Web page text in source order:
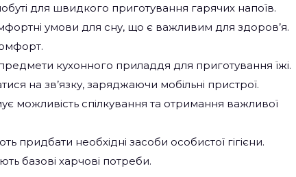
для швидкого приготування гарячих напоїв.
умови для сну, що є важливим для здоров’я.
кухонного приладдя для приготування їжі.
на зв’язку, заряджаючи мобільні пристрої.
можливість спілкування та отримання важливої
придбати необхідні засоби особистої гігієни.
базові харчові потреби.